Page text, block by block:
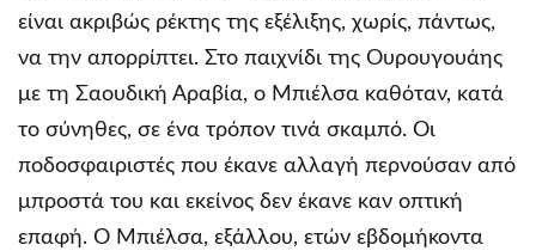
είναι ακριβώς ρέκτης της εξέλιξης, χωρίς, πάντως,
να την απορρίπτει. Στο παιχνίδι της Ουρουγουάης
με τη Σαουδική Αραβία, ο Μπιέλσα καθόταν, κατά
το σύνηθες, σε ένα τρόπον τινά σκαμπό. Οι
ποδοσφαιριστές που έκανε αλλαγή περνούσαν από
μπροστά του και εκείνος δεν έκανε καν οπτική
επαφή. Ο Μπιέλσα, εξάλλου, ετών εβδομήκοντα